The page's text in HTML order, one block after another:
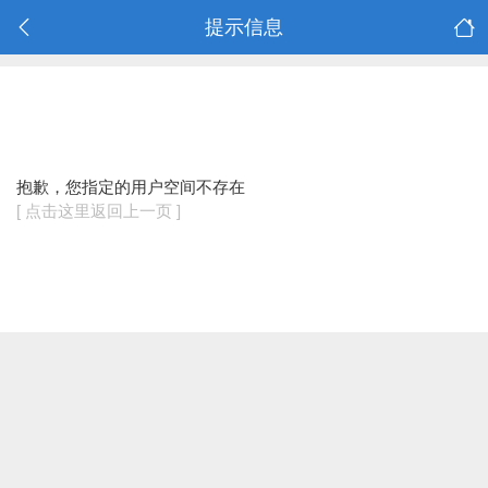
提示信息
抱歉，您指定的用户空间不存在
[ 点击这里返回上一页 ]